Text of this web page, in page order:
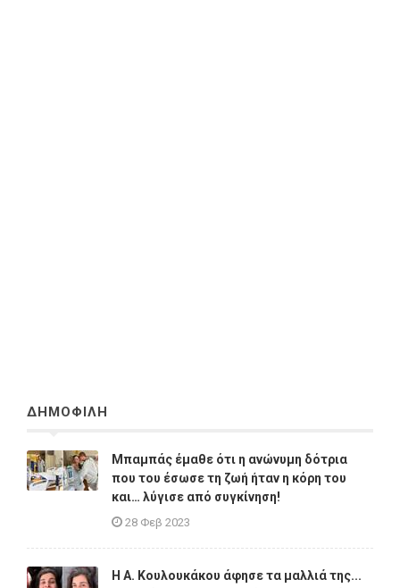
ΔΗΜΟΦΙΛΗ
Μπαμπάς έμαθε ότι η ανώνυμη δότρια
που του έσωσε τη ζωή ήταν η κόρη του
και… λύγισε από συγκίνηση!
28 Φεβ 2023
Η A. Κουλουκάκου άφησε τα μαλλιά της...